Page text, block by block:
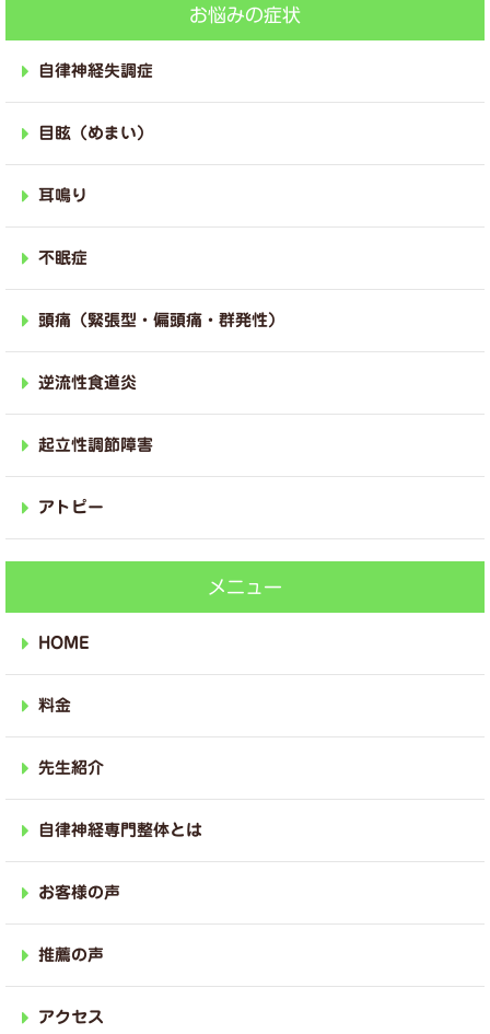
お悩みの症状
自律神経失調症
目眩（めまい）
耳鳴り
不眠症
頭痛（緊張型・偏頭痛・群発性）
逆流性食道炎
起立性調節障害
アトピー
メニュー
HOME
料金
先生紹介
自律神経専門整体とは
お客様の声
推薦の声
アクセス